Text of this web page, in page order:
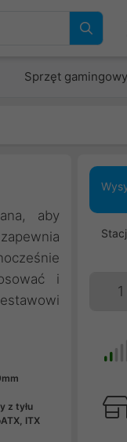
Sprzęt gamingowy
aby
i
z tyłu
ITX